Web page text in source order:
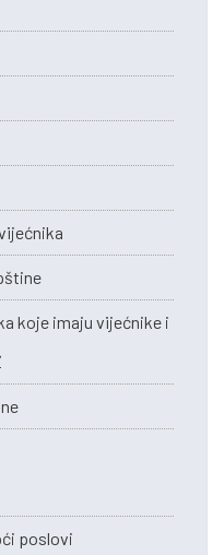
koje imaju vijećnike i
poslovi